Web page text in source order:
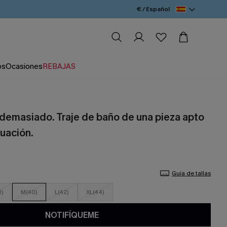
€ / Español
OcasionesREBAJAS
Traje de baño de una pieza apto
Guía de tallas
M(40) L(42) XL(44)
NOTIFÍQUEME